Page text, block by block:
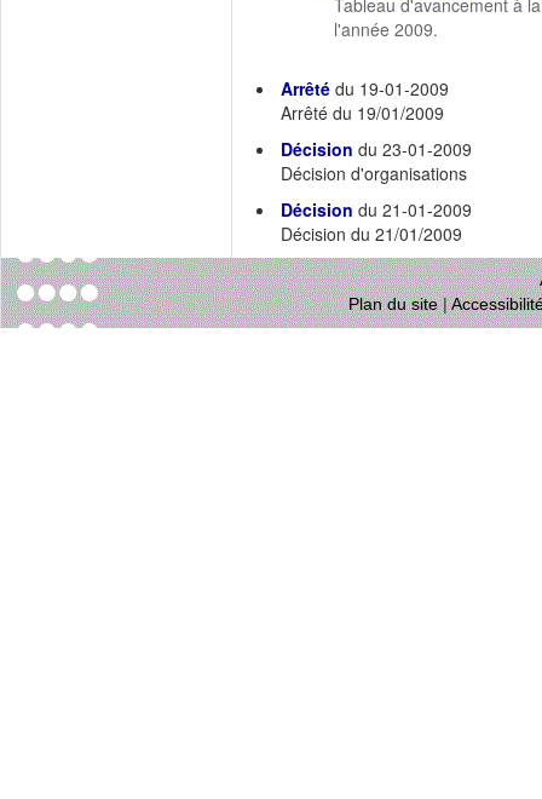
Tableau d'avancement à
l'année 2009.
Arrêté du 19-01-2009
Arrêté du 19/01/2009
Décision du 23-01-2009
Décision d'organisations
Décision du 21-01-2009
Décision du 21/01/2009
Plan du site|